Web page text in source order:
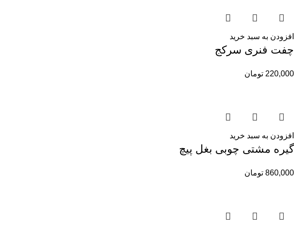
افزودن به سبد خرید
چفت فنری سرکج
220,000 تومان
افزودن به سبد خرید
گیره مشتی چوبی بغل پیچ
860,000 تومان